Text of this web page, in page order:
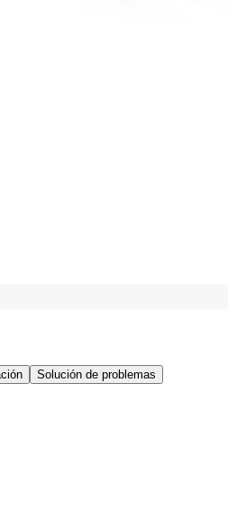
Solución de problemas